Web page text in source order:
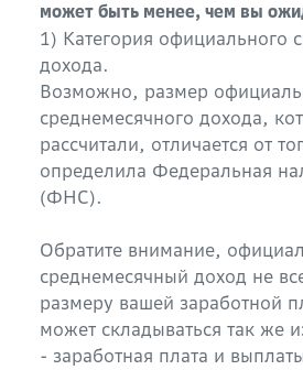
может быть менее, чем вы
1) Категория официального
дохода.
Возможно, размер
среднемесячного дохода,
рассчитали, отличается от
определила Федеральная
(ФНС).
Обратите внимание,
среднемесячный доход не
размеру вашей заработной
может складываться так же
- заработная плата и